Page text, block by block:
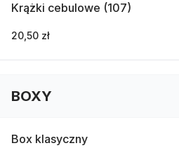
Krążki cebulowe (107)
20,50 zł
BOXY
Box klasyczny